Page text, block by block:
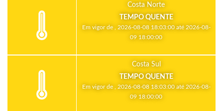
Costa Norte
TEMPO QUENTE
Em vigor de , 2026-08-08 18:03:00 até 2026-08-
09 18:00:00
Costa Sul
TEMPO QUENTE
Em vigor de , 2026-08-08 18:03:00 até 2026-08-
09 18:00:00